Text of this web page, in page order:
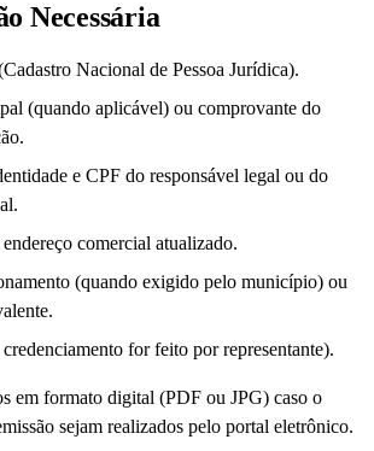
Necessária
Nacional de Pessoa Jurídica).
(quando aplicável) ou comprovante do
e CPF do responsável legal ou do
comercial atualizado.
(quando exigido pelo município) ou
for feito por representante).
em formato digital (PDF ou JPG) caso o
sejam realizados pelo portal eletrônico.